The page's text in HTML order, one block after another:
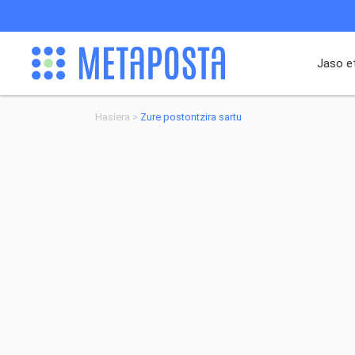
Jaso
Hasiera Zure postontzira sartu